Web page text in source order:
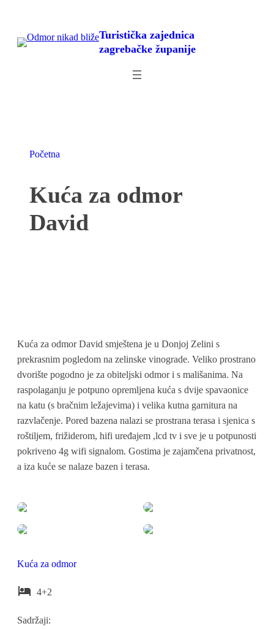
sadržaja
Turistička zajednica
zagrebačke županije
Početna
Kuća za odmor
David
Kuća za odmor David smještena je u Donjoj Zelini s
prekrasnim pogledom na zelinske vinograde. Veliko prostrano
dvorište pogodno je za obiteljski odmor i s mališanima. Na
raspolaganju je potpuno opremljena kuća s dvije spavaonice
na katu (s bračnim ležajevima) i velika kutna garnitura na
razvlačenje. Pored bazena nalazi se prostrana terasa i sjenica s
roštiljem, frižiderom, hifi uređajem ,lcd tv i sve je u potpunosti
pokriveno 4g wifi signalom. Gostima je zajamčena privatnost,
a iza kuće se nalaze bazen i terasa.
Kuća za odmor
4+2
Sadržaji: